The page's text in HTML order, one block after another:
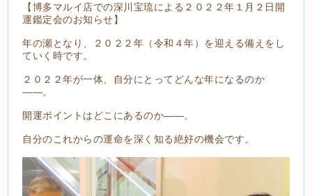
【博多マルイ店での深川宝琉による２０２２年１月２日開
運鑑定会のお知らせ】
年の瀬となり、２０２２年（令和４年）を迎える備えをし
ていく時です。
２０２２年が一体、自分にとってどんな年になるのか
――。
開運ポイントはどこにあるのか――。
自分のこれからの運命を深く知る絶好の機会です。